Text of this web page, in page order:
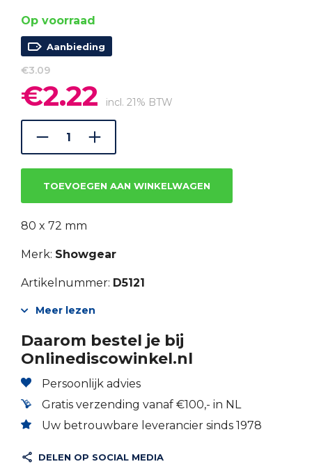
Op voorraad
Aanbieding
€3.09
Oorspronkelijke
prijs
was:
€3.09.
€2.22 prijs
is:
€2.22.
incl. 21% BTW
TOEVOEGEN AAN WINKELWAGEN
80 x 72 mm
Merk: Showgear
Artikelnummer: D5121
Meer lezen
Daarom bestel je bij
Onlinediscowinkel.nl
Persoonlijk advies
Gratis verzending vanaf €100,- in NL
Uw betrouwbare leverancier sinds 1978
DELEN OP SOCIAL MEDIA